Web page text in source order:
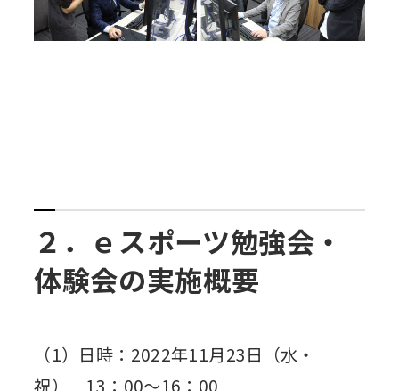
２．ｅスポーツ勉強会・
体験会の実施概要
（1）日時：2022年11月23日（水・
祝） 13：00～16：00